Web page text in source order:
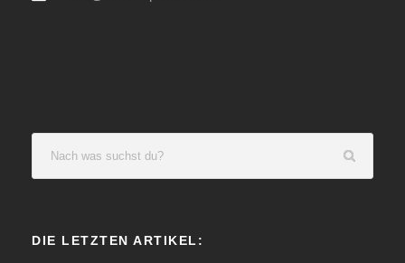
DIE LETZTEN ARTIKEL: